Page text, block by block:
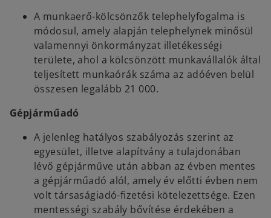
A munkaerő-kölcsönzők telephelyfogalma is
módosul, amely alapján telephelynek minősül
valamennyi önkormányzat illetékességi
területe, ahol a kölcsönzött munkavállalók által
teljesített munkaórák száma az adóéven belül
összesen legalább 21 000.
Gépjárműadó
A jelenleg hatályos szabályozás szerint az
egyesület, illetve alapítvány a tulajdonában
lévő gépjárműve után abban az évben mentes
a gépjárműadó alól, amely év előtti évben nem
volt társaságiadó-fizetési kötelezettsége. Ezen
mentességi szabály bővítése érdekében a